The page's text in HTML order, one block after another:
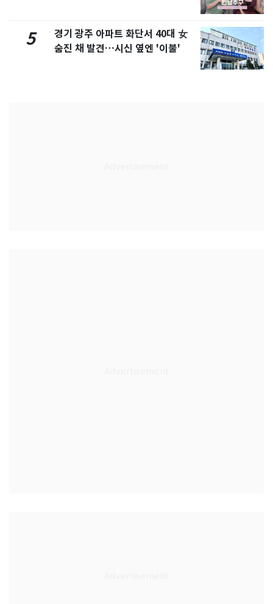
5
경기 광주 아파트 화단서 40대 女
숨진 채 발견…시신 옆엔 '이불'